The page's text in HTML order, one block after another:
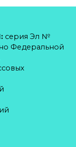
серия Эл №
Федеральной